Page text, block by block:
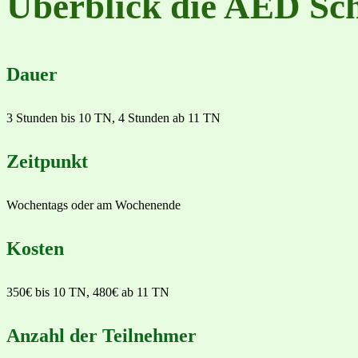
Dauer
3 Stunden bis 10 TN, 4 Stunden ab 11 TN
Zeitpunkt
Wochentags oder am Wochenende
Kosten
350€ bis 10 TN, 480€ ab 11 TN
Anzahl der Teilnehmer